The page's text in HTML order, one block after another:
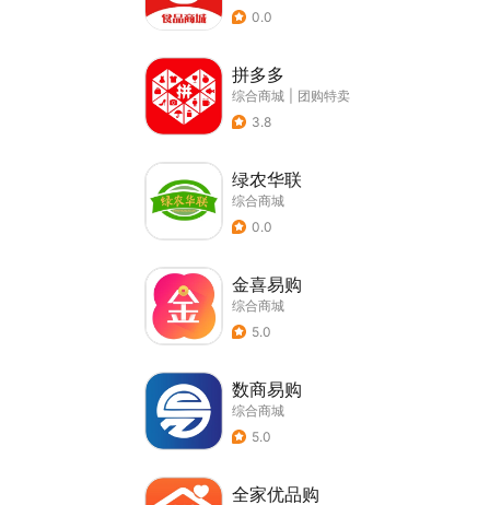
0.0
拼多多
综合商城
团购特卖
3.8
绿农华联
综合商城
0.0
金喜易购
综合商城
5.0
数商易购
综合商城
5.0
全家优品购